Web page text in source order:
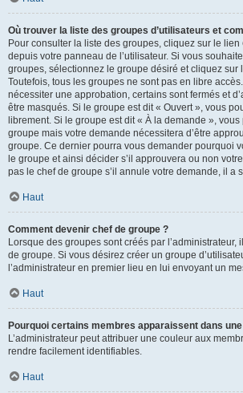
Où trouver la liste des groupes d’utilisateurs et
Pour consulter la liste des groupes, cliquez sur le lien
depuis votre panneau de l’utilisateur. Si vous
groupes, sélectionnez le groupe désiré et cliquez sur
Toutefois, tous les groupes ne sont pas en libre
nécessiter une approbation, certains sont fermés et
être masqués. Si le groupe est dit « Ouvert », vous
librement. Si le groupe est dit « À la demande »,
groupe mais votre demande nécessitera d’être
groupe. Ce dernier pourra vous demander pourquoi
le groupe et ainsi décider s’il approuvera ou non
pas le chef de groupe s’il annule votre demande, il a
Haut
Comment devenir chef de groupe ?
Lorsque des groupes sont créés par l’administrateur,
de groupe. Si vous désirez créer un groupe
l’administrateur en premier lieu en lui envoyant un
Haut
Pourquoi certains membres apparaissent dans
L’administrateur peut attribuer une couleur aux
rendre facilement identifiables.
Haut